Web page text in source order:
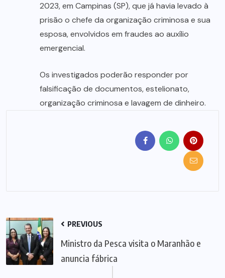
2023, em Campinas (SP), que já havia levado à
prisão o chefe da organização criminosa e sua
esposa, envolvidos em fraudes ao auxílio
emergencial.
Os investigados poderão responder por
falsificação de documentos, estelionato,
organização criminosa e lavagem de dinheiro.
PREVIOUS
Ministro da Pesca visita o Maranhão e
anuncia fábrica